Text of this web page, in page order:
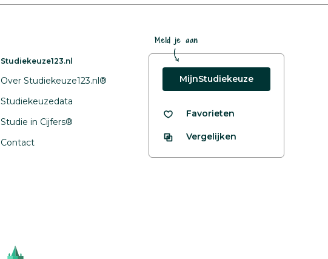
Studiekeuze123.nl
Over Studiekeuze123.nl®
Studiekeuzedata
Studie in Cijfers®
Contact
Meld je aan
MijnStudiekeuze
Favorieten
Vergelijken